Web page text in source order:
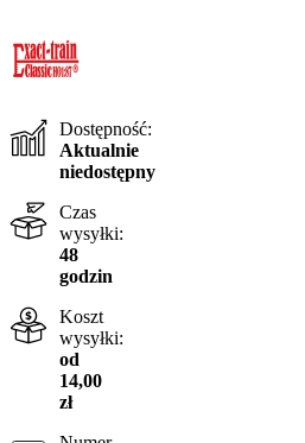
Dostępność:
Aktualnie
niedostępny
Czas
wysyłki:
48
godzin
Koszt
wysyłki:
od
14,00
zł